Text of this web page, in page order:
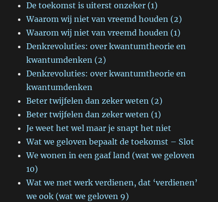
De toekomst is uiterst onzeker (1)
Waarom wij niet van vreemd houden (2)
Waarom wij niet van vreemd houden (1)
Denkrevoluties: over kwantumtheorie en
kwantumdenken (2)
Denkrevoluties: over kwantumtheorie en
kwantumdenken
Beter twijfelen dan zeker weten (2)
Beter twijfelen dan zeker weten (1)
Je weet het wel maar je snapt het niet
Wat we geloven bepaalt de toekomst – Slot
We wonen in een gaaf land (wat we geloven
10)
Wat we met werk verdienen, dat ‘verdienen’
we ook (wat we geloven 9)